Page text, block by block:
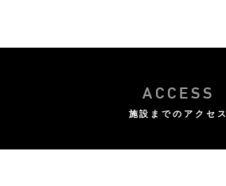
ACCESS
施設までのアクセス